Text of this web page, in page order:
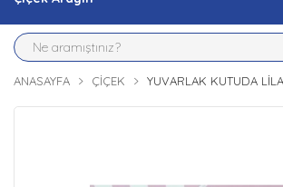
ANASAYFA ÇIÇEK YUVARLAK KUTUDA